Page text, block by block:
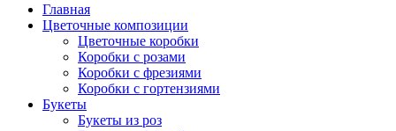
Главная
Цветочные композиции
Цветочные коробки
Коробки с розами
Коробки с фрезиями
Коробки с гортензиями
Букеты
Букеты из роз